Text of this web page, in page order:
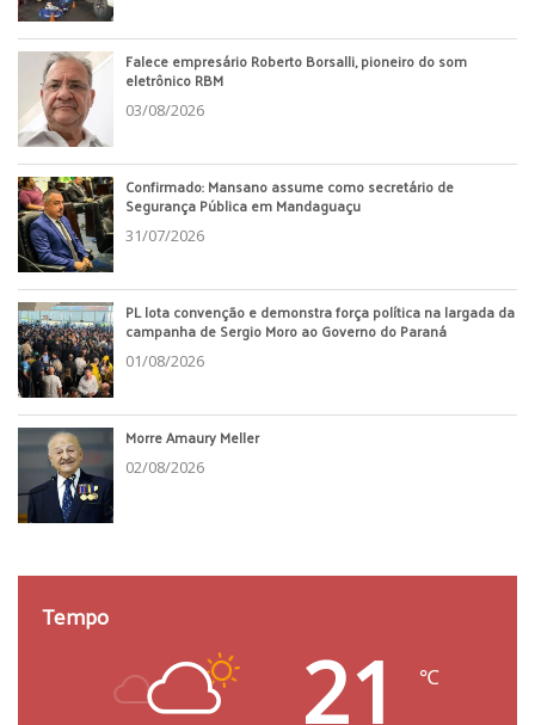
Falece empresário Roberto Borsalli, pioneiro do som
eletrônico RBM
03/08/2026
Confirmado: Mansano assume como secretário de
Segurança Pública em Mandaguaçu
31/07/2026
PL lota convenção e demonstra força política na largada da
campanha de Sergio Moro ao Governo do Paraná
01/08/2026
Morre Amaury Meller
02/08/2026
Tempo
21 ℃